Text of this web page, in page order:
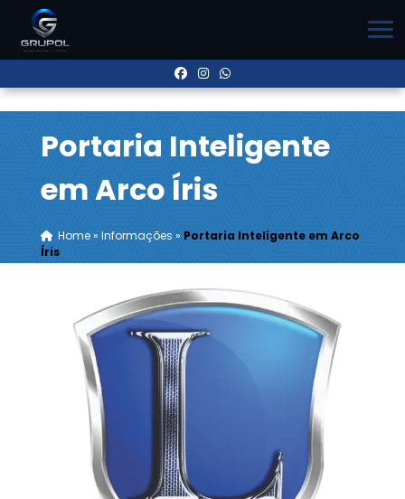
Portaria Inteligente
em Arco Íris
Home» Informações » Portaria Inteligente em Arco
Íris